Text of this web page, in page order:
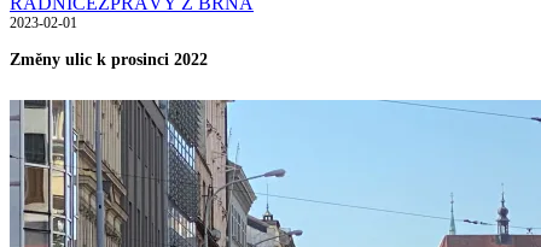
2023-02-01
Změny ulic k prosinci 2022